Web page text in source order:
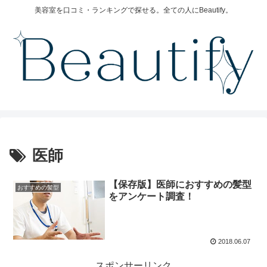
美容室を口コミ・ランキングで探せる。全ての人にBeautify。
医師
おすすめの髪型
【保存版】医師におすすめの髪型
をアンケート調査！
2018.06.07